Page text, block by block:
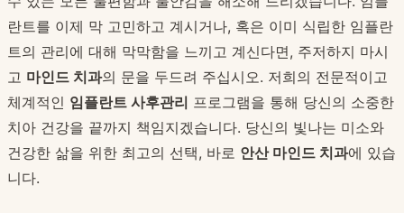
란트를 이제 막 고민하고 계시거나, 혹은 이미 식립한 임플란
트의 관리에 대해 막막함을 느끼고 계신다면, 주저하지 마시
고 마인드 치과의 문을 두드려 주십시오. 저희의 전문적이고
체계적인 임플란트 사후관리 프로그램을 통해 당신의 소중한
치아 건강을 끝까지 책임지겠습니다. 당신의 빛나는 미소와
건강한 삶을 위한 최고의 선택, 바로 안산 마인드 치과에 있습
니다.